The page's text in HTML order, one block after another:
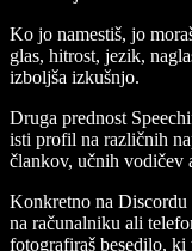
Ko jo namestiš, jo
glas, hitrost, jezik,
izboljša izkušnjo.
Druga prednost
isti profil na različnih
člankov, učnih vodičev
Konkretno na Discordu
na računalniku ali
fotografiraš besedilo, ki